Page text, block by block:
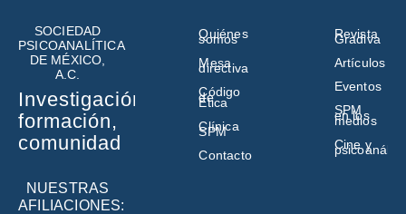
SOCIEDAD
PSICOANALÍTICA
DE MÉXICO,
A.C.
Investigación,
formación,
comunidad
NUESTRAS
AFILIACIONES:
Quiénes
somos
Mesa
directiva
Código
de
Ética
Clínica
SPM
Contacto
Revista
Gradiva
Artículos
Eventos
SPM
en los
medios
Cine y